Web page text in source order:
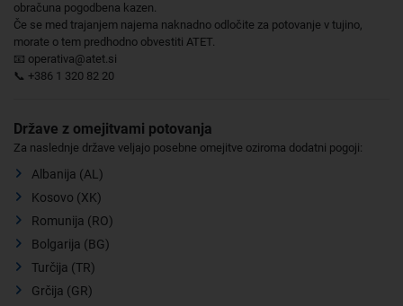
obračuna pogodbena kazen.
Če se med trajanjem najema naknadno odločite za potovanje v tujino,
morate o tem predhodno obvestiti ATET.
📧 operativa@atet.si
📞 +386 1 320 82 20
Države z omejitvami potovanja
Za naslednje države veljajo posebne omejitve oziroma dodatni pogoji:
Albanija (AL)
Kosovo (XK)
Romunija (RO)
Bolgarija (BG)
Turčija (TR)
Grčija (GR)